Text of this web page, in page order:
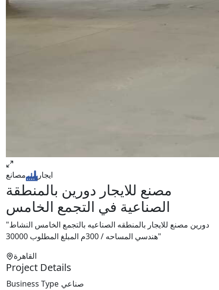
ايجار مصانع
مصنع للايجار دورين بالمنطقة
الصناعية في التجمع الخامس
"دورين مصنع للايجار بالمنطقه الصناعيه بالتجمع الخامس النشاط
هندسي المساحه / 300م المبلغ المطلوب 30000"
القاهرة
Project Details
Business Type صناعي